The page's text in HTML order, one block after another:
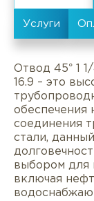
Отвод 45° 1
16.9 – это
обеспечения
соединения
стали,
выбором для
включая